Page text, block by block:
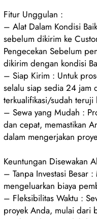
Fitur Unggulan :
– Alat Dalam Kondisi
sebelum dikirim ke
Pengecekan Sebelum
dikirim dengan kondisi
– Siap Kirim : Untuk
selalu siap sedia 24 jam
terkualifikasi/sudah teruji
– Sewa yang Mudah :
dan cepat, memastikan
dalam mengerjakan
Keuntungan Disewakan
– Tanpa Investasi Besar
mengeluarkan biaya
– Fleksibilitas Waktu :
proyek Anda, mulai dari